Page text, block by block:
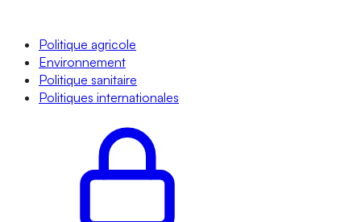
Politique agricole
Environnement
Politique sanitaire
Politiques internationales